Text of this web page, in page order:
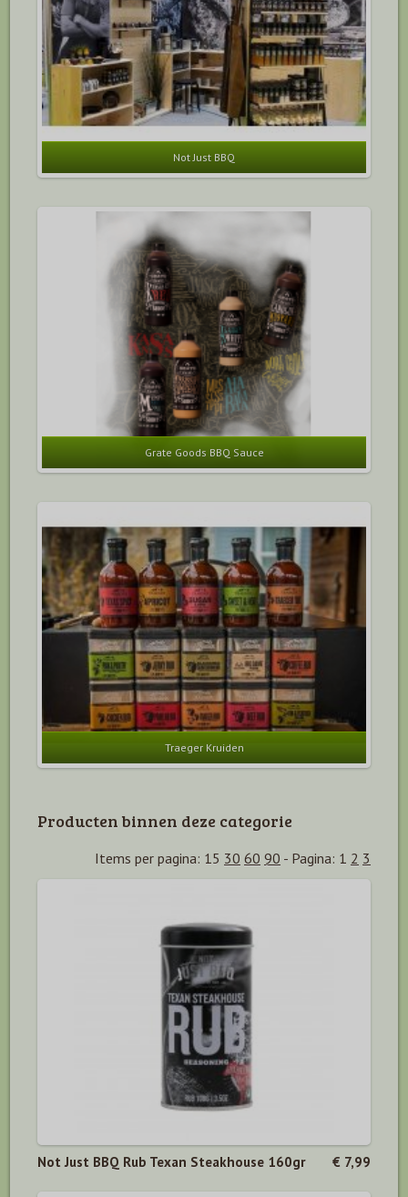
Not Just BBQ
Grate Goods BBQ Sauce
Traeger Kruiden
Producten binnen deze categorie
Items per pagina: 15 30 60 90 - Pagina: 1 2 3
Not Just BBQ Rub Texan Steakhouse 160gr € 7,99